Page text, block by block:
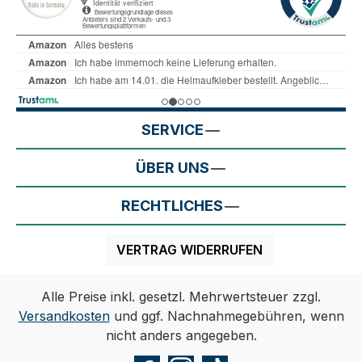
SERVICE
ÜBER UNS
RECHTLICHES
VERTRAG WIDERRUFEN
Alle Preise inkl. gesetzl. Mehrwertsteuer zzgl.
Versandkostenund ggf. Nachnahmegebühren, wenn
nicht anders angegeben.